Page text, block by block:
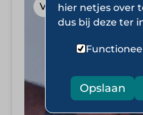
Vending Operators
hier netjes over
dus bij deze ter
Opslaan